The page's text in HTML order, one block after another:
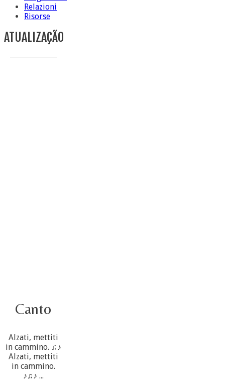
Relazioni
Risorse
ATUALIZAÇÃO
Canto
Alzati, mettiti
in cammino. ♫♪
Alzati, mettiti
in cammino.
♪♫♪ ...